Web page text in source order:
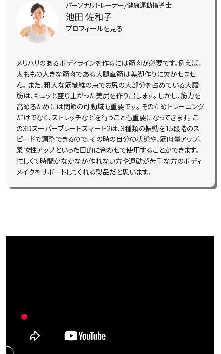
パーソナルトレーナー/健康運動指導士
池田 佐和子
プロフィールを見る
メリハリのあるボディラインを作るには筋肉が必要です。例えば、
太ももの大きな筋肉である大腿直筋は美脚作りに欠かせませ
ん。 また、粗大な筋繊維の束でお尻の大部分を占めている大殿
筋は、キュッと盛り上がった美尻を作り出します。 しかし、筋力を
高めるためには関節の可動域も重要です。 そのためトレーニング
だけでなく、ストレッチなどを行うことも重要になってきます。 こ
の3Dスーパーブレードスマート2は、3種類の振動を15段階のス
ピードで調整できるので、その時の自分の状態や、筋肉量アップ、
柔軟性アップといった目的に合わせて使用することができます。
忙しくて時間がなかなか作れない方や運動が苦手な方のボディ
メイクをサポートしてくれる製品だと思います。